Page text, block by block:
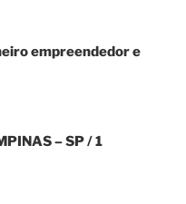
empreendedor e
– SP / 1